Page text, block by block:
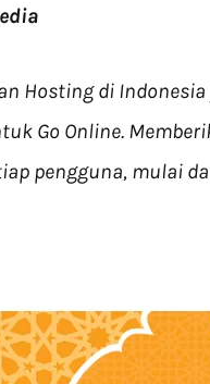
Hosting di
Go Online.
pengguna, mulai